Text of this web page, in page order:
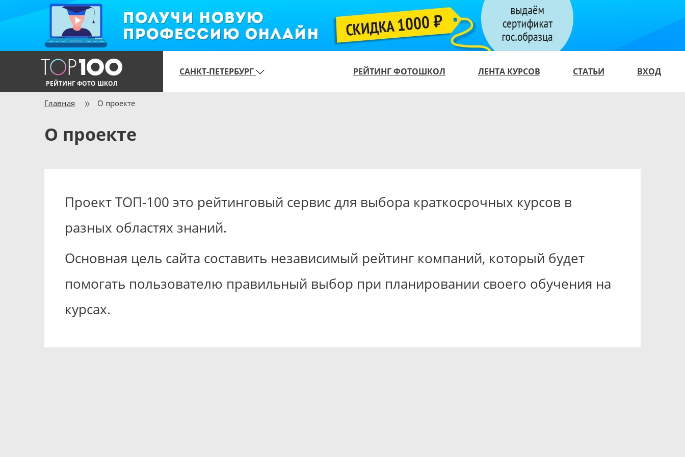
РЕЙТИНГ ФОТО ШКОЛ
САНКТ-ПЕТЕРБУРГ РЕЙТИНГ ФОТОШКОЛ ЛЕНТА КУРСОВ СТАТЬИ ВХОД
Главная О проекте
О проекте
Проект ТОП-100 это рейтинговый сервис для выбора краткосрочных курсов в
разных областях знаний.
Основная цель сайта составить независимый рейтинг компаний, который будет
помогать пользователю правильный выбор при планировании своего обучения на
курсах.